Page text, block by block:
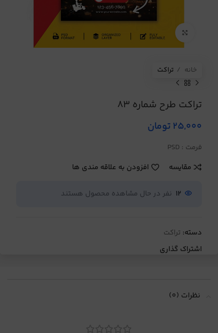
برای بزرگنمایی کلیک کنید
خانه تراکت
تراکت طرح شماره 83
25,000تومان
فرمت : PSD
مقایسه
افزودن به علاقه مندی ها
12 نفر در حال مشاهده محصول هستند
دسته: تراکت
اشتراک گذاری
نظرات (0)